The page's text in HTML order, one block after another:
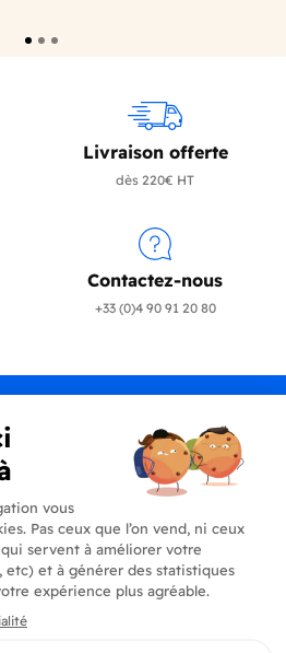
Livraison offerte
dès 220€ HT
Contactez-nous
+33 (0)4 90 91 20 80